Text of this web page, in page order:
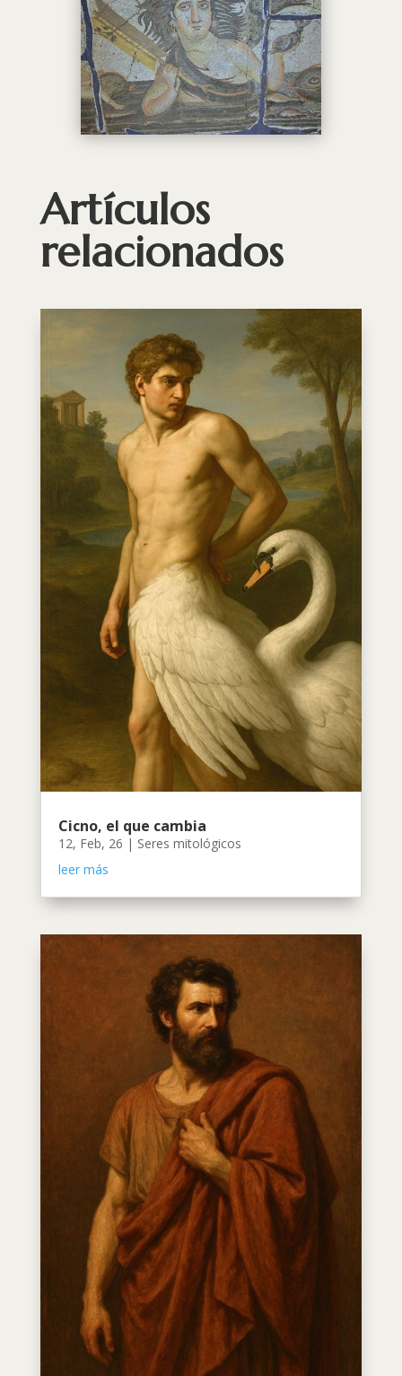
Artículos
relacionados
Cicno, el que cambia
12, Feb, 26 | Seres mitológicos
leer más